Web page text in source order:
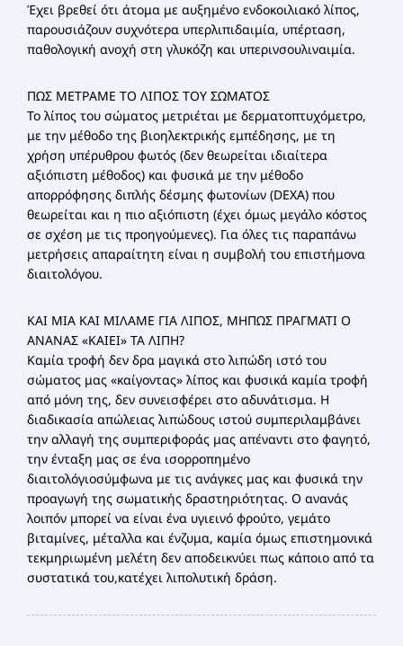
Έχει βρεθεί ότι άτομα με αυξημένο ενδοκοιλιακό λίπος,
παρουσιάζουν συχνότερα υπερλιπιδαιμία, υπέρταση,
παθολογική ανοχή στη γλυκόζη και υπερινσουλιναιμία.
ΠΩΣ ΜΕΤΡΑΜΕ ΤΟ ΛΙΠΟΣ ΤΟΥ ΣΩΜΑΤΟΣ
Το λίπος του σώματος μετριέται με δερματοπτυχόμετρο,
με την μέθοδο της βιοηλεκτρικής εμπέδησης, με τη
χρήση υπέρυθρου φωτός (δεν θεωρείται ιδιαίτερα
αξιόπιστη μέθοδος) και φυσικά με την μέθοδο
απορρόφησης διπλής δέσμης φωτονίων (DEXA) που
θεωρείται και η πιο αξιόπιστη (έχει όμως μεγάλο κόστος
σε σχέση με τις προηγούμενες). Για όλες τις παραπάνω
μετρήσεις απαραίτητη είναι η συμβολή του επιστήμονα
διαιτολόγου.
ΚΑΙ ΜΙΑ ΚΑΙ ΜΙΛΑΜΕ ΓΙΑ ΛΙΠΟΣ, ΜΗΠΩΣ ΠΡΑΓΜΑΤΙ Ο
ΑΝΑΝΑΣ «ΚΑΙΕΙ» ΤΑ ΛΙΠΗ?
Καμία τροφή δεν δρα μαγικά στο λιπώδη ιστό του
σώματος μας «καίγοντας» λίπος και φυσικά καμία τροφή
από μόνη της, δεν συνεισφέρει στο αδυνάτισμα. Η
διαδικασία απώλειας λιπώδους ιστού συμπεριλαμβάνει
την αλλαγή της συμπεριφοράς μας απέναντι στο φαγητό,
την ένταξη μας σε ένα ισορροπημένο
διαιτολόγιοσύμφωνα με τις ανάγκες μας και φυσικά την
προαγωγή της σωματικής δραστηριότητας. Ο ανανάς
λοιπόν μπορεί να είναι ένα υγιεινό φρούτο, γεμάτο
βιταμίνες, μέταλλα και ένζυμα, καμία όμως επιστημονικά
τεκμηριωμένη μελέτη δεν αποδεικνύει πως κάποιο από τα
συστατικά του,κατέχει λιπολυτική δράση.